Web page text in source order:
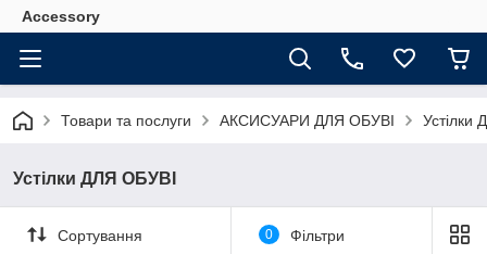
Accessory
Товари та послуги АКСИСУАРИ ДЛЯ ОБУВІ Устілки
Устілки ДЛЯ ОБУВІ
Сортування 0 Фільтри